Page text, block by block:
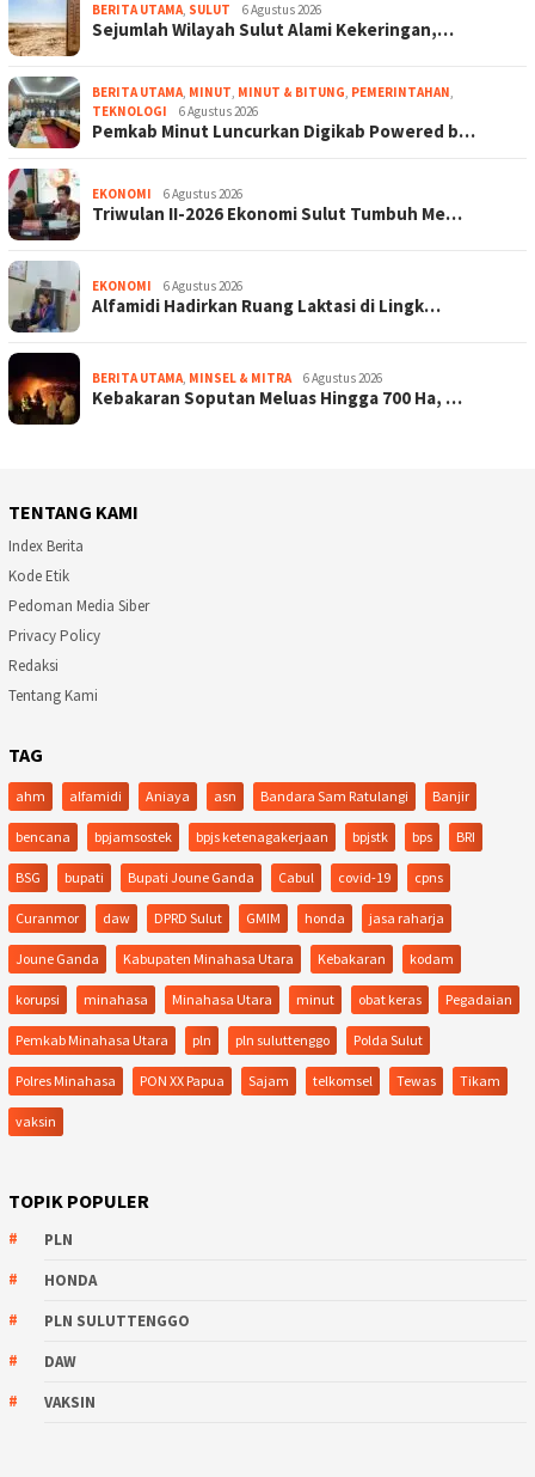
BERITA UTAMA, SULUT 6 Agustus 2026
Sejumlah Wilayah Sulut Alami Kekeringan,…
BERITA UTAMA, MINUT, MINUT & BITUNG, PEMERINTAHAN,
TEKNOLOGI
6 Agustus 2026
Pemkab Minut Luncurkan Digikab Powered b…
EKONOMI 6 Agustus 2026
Triwulan II-2026 Ekonomi Sulut Tumbuh Me…
EKONOMI 6 Agustus 2026
Alfamidi Hadirkan Ruang Laktasi di Lingk…
BERITA UTAMA, MINSEL & MITRA 6 Agustus 2026
Kebakaran Soputan Meluas Hingga 700 Ha, …
TENTANG KAMI
Index Berita
Kode Etik
Pedoman Media Siber
Privacy Policy
Redaksi
Tentang Kami
TAG
ahm alfamidi Aniaya asn Bandara Sam Ratulangi Banjir
bencana bpjamsostek bpjs ketenagakerjaan bpjstk bps BRI
BSG bupati Bupati Joune Ganda Cabul covid-19 cpns
Curanmor daw DPRD Sulut GMIM honda jasa raharja
Joune Ganda Kabupaten Minahasa Utara Kebakaran kodam
korupsi minahasa Minahasa Utara minut obat keras Pegadaian
Pemkab Minahasa Utara pln pln suluttenggo Polda Sulut
Polres Minahasa PON XX Papua Sajam telkomsel Tewas Tikam
vaksin
TOPIK POPULER
PLN
HONDA
PLN SULUTTENGGO
DAW
VAKSIN